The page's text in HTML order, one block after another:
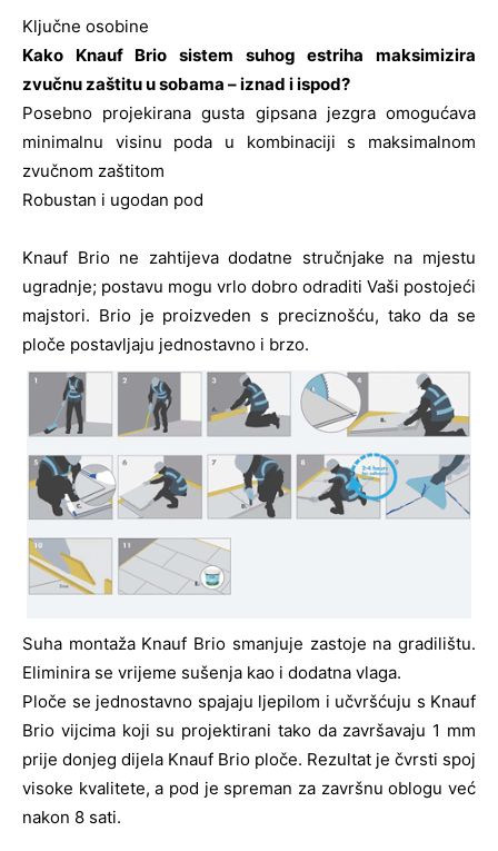
Ključne osobine
Kako Knauf Brio sistem suhog estriha maksimizira
zvučnu zaštitu u sobama – iznad i ispod?
Posebno projekirana gusta gipsana jezgra omogućava
minimalnu visinu poda u kombinaciji s maksimalnom
zvučnom zaštitom
Robustan i ugodan pod
Knauf Brio ne zahtijeva dodatne stručnjake na mjestu
ugradnje; postavu mogu vrlo dobro odraditi Vaši postojeći
majstori. Brio je proizveden s preciznošću, tako da se
ploče postavljaju jednostavno i brzo.
Suha montaža Knauf Brio smanjuje zastoje na gradilištu.
Eliminira se vrijeme sušenja kao i dodatna vlaga.
Ploče se jednostavno spajaju ljepilom i učvršćuju s Knauf
Brio vijcima koji su projektirani tako da završavaju 1 mm
prije donjeg dijela Knauf Brio ploče. Rezultat je čvrsti spoj
visoke kvalitete, a pod je spreman za završnu oblogu već
nakon 8 sati.